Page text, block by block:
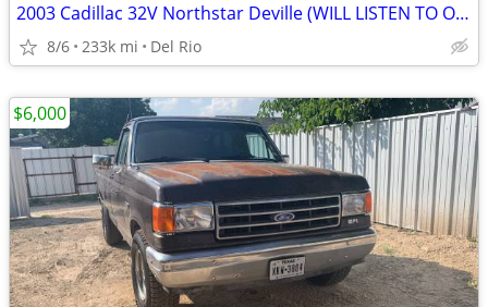
2003 Cadillac 32V Northstar Deville (WILL LISTEN TO OFFERS)
8/6 233k mi Del Rio
$6,000